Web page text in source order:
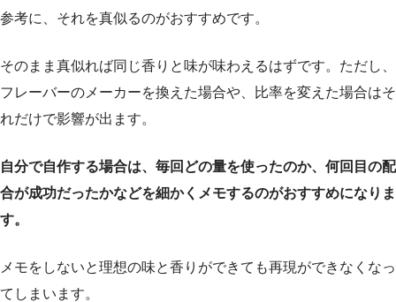
参考に、それを真似るのがおすすめです。
そのまま真似れば同じ香りと味が味わえるはずです。ただし、
フレーバーのメーカーを換えた場合や、比率を変えた場合はそ
れだけで影響が出ます。
自分で自作する場合は、毎回どの量を使ったのか、何回目の配
合が成功だったかなどを細かくメモするのがおすすめになりま
す。
メモをしないと理想の味と香りができても再現ができなくなっ
てしまいます。